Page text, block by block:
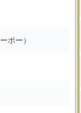
ボー）